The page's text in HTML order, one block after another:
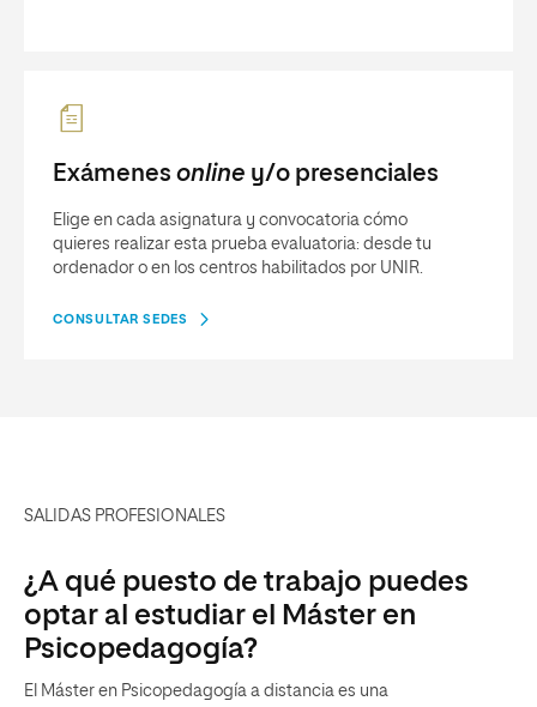
Exámenes online y/o presenciales
Elige en cada asignatura y convocatoria cómo
quieres realizar esta prueba evaluatoria: desde tu
ordenador o en los centros habilitados por UNIR.
CONSULTAR SEDES
SALIDAS PROFESIONALES
¿A qué puesto de trabajo puedes
optar al estudiar el Máster en
Psicopedagogía?
El Máster en Psicopedagogía a distancia es una